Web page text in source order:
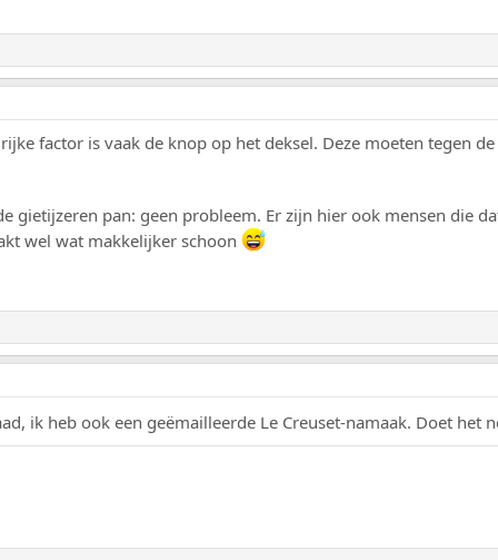
factor is vaak de knop op het deksel. Deze moeten tegen
gietijzeren pan: geen probleem. Er zijn hier ook mensen die
wel wat makkelijker schoon
ik heb ook een geëmailleerde Le Creuset-namaak. Doet het